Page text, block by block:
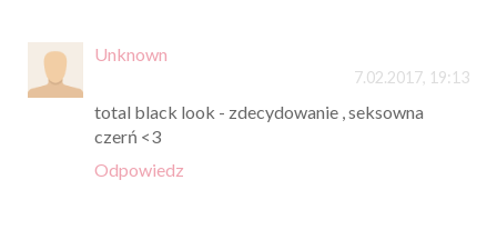
Unknown
7.02.2017, 19:13
total black look - zdecydowanie , seksowna
czerń <3
Odpowiedz